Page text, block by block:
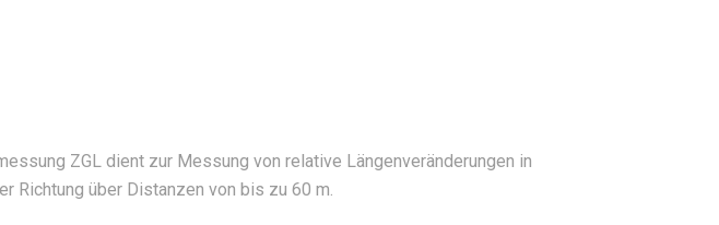
ZGL dient zur Messung von relative Längenveränderungen in
Richtung über Distanzen von bis zu 60 m.